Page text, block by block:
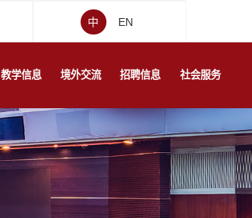
中 EN
教学信息 境外交流 招聘信息 社会服务